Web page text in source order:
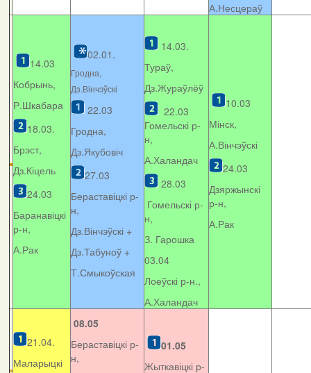
А.Несцераў
14.03
Кобрынь,
Р.Шкабара
18.03.
Брэст,
Дз.Кіцель
24.03
Баранавіцкі
р-н,
А.Рак
02.01.
Гродна,
Дз.Вінчэўскі
22.03
Гродна,
Дз.Якубовіч
27.03
Бераставіцкі р-
н,
Дз.Вінчэўскі +
Дз.Табуноў +
Т.Смыкоўская
14.03.
Тураў,
Дз.Жураўлёў
22.03
Гомельскі р-
н,
А.Халандач
28.03
Гомельскі р-
н,
З. Гарошка
03.04
Лоеўскі р-н.,
А.Халандач
10.03
Мінск,
А.Вінчэўскі
24.03
Дзяржынскі
р-н,
А.Рак
21.04.
Маларыцкі
08.05
Бераставіцкі р-
н,
01.05
Жыткавіцкі р-